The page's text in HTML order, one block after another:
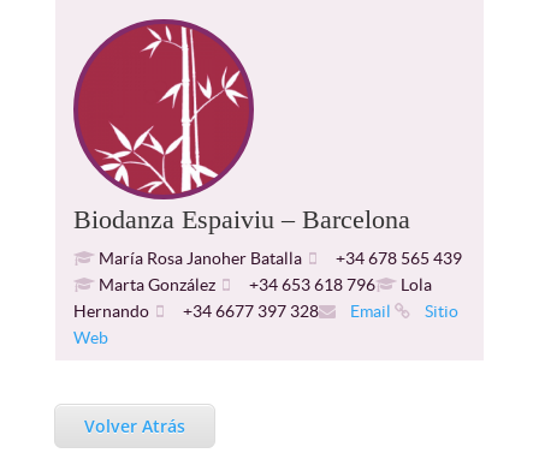
Biodanza Espaiviu – Barcelona
María Rosa Janoher Batalla
+34 678 565 439
Marta González
+34 653 618 796
Lola
Hernando
+34 6677 397 328 Email
Sitio
Web
Volver Atrás